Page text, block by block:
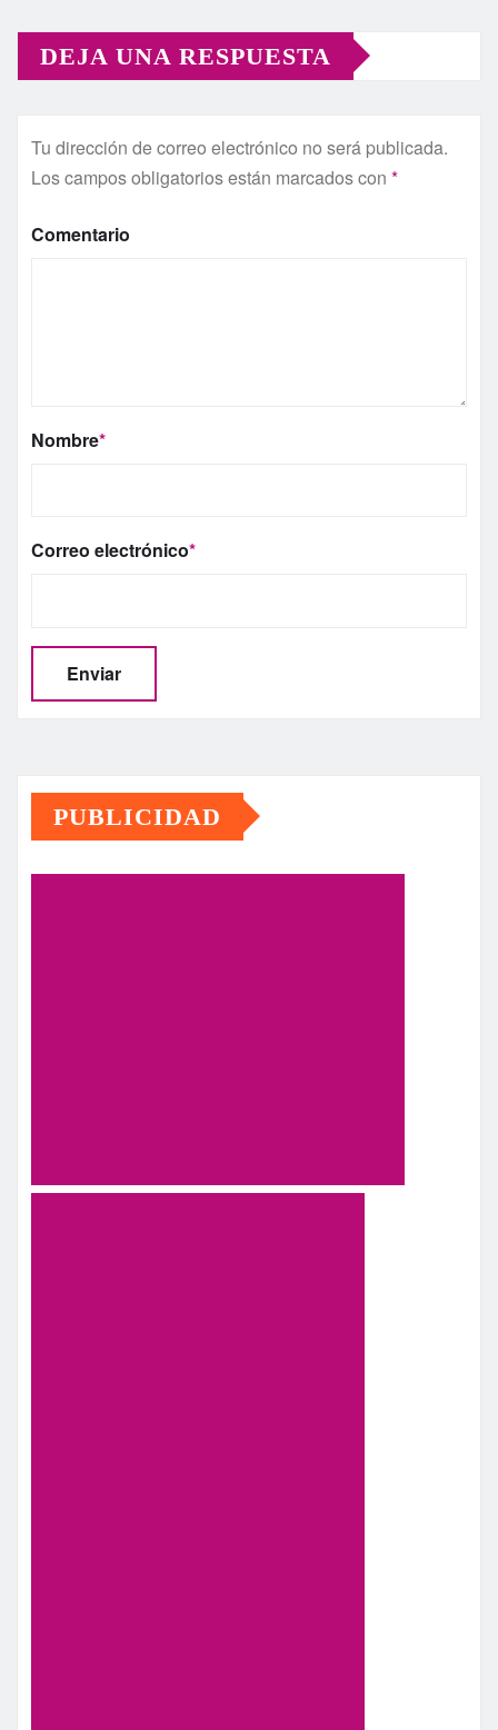
DEJA UNA RESPUESTA
Tu dirección de correo electrónico no será publicada.
Los campos obligatorios están marcados con *
Comentario
Nombre*
Correo electrónico*
PUBLICIDAD